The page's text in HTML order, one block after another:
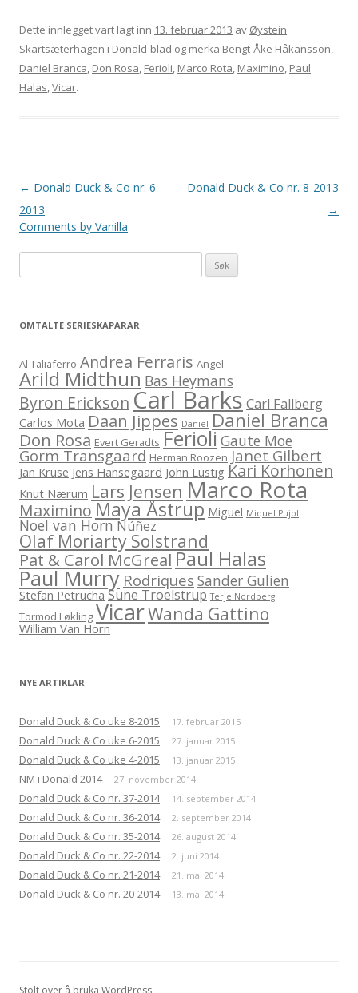
Dette innlegget vart lagt inn 13. februar 2013 av Øystein
Skartsæterhagen i Donald-blad og merka Bengt-Åke Håkansson,
Daniel Branca, Don Rosa, Ferioli, Marco Rota, Maximino, Paul
Halas,Vicar.
Innleggsnavigering
← Donald Duck & Co nr. 6-
2013
Donald Duck & Co nr. 8-2013
→
Comments by Vanilla
etter:
OMTALTE SERIESKAPARAR
Al Taliaferro Andrea Ferraris Angel
Arild Midthun Bas Heymans
Byron EricksonCarl Barks Carl Fallberg
Carlos Mota Daan Jippes Daniel Daniel Branca
Don Rosa Evert Geradts FerioliGaute Moe
Gorm Transgaard Herman Roozen Janet Gilbert
Jan Kruse Jens Hansegaard John Lustig Kari Korhonen
Knut Nærum Lars Jensen Marco Rota
MaximinoMaya Åstrup Miguel Miquel Pujol
Noel van Horn Núñez
Olaf Moriarty Solstrand
Pat & Carol McGrealPaul Halas
Paul Murry Rodriques Sander Gulien
Stefan Petrucha Sune Troelstrup Terje Nordberg
Tormod Løkling VicarWanda Gattino
William Van Horn
NYE ARTIKLAR
Donald Duck & Co uke 8-2015 17. februar 2015
Donald Duck & Co uke 6-2015 27. januar 2015
Donald Duck & Co uke 4-2015 13. januar 2015
NM i Donald 2014 27. november 2014
Donald Duck & Co nr. 37-2014 14. september 2014
Donald Duck & Co nr. 36-2014 2. september 2014
Donald Duck & Co nr. 35-2014 26. august 2014
Donald Duck & Co nr. 22-2014 2. juni 2014
Donald Duck & Co nr. 21-2014 21. mai 2014
Donald Duck & Co nr. 20-2014 13. mai 2014